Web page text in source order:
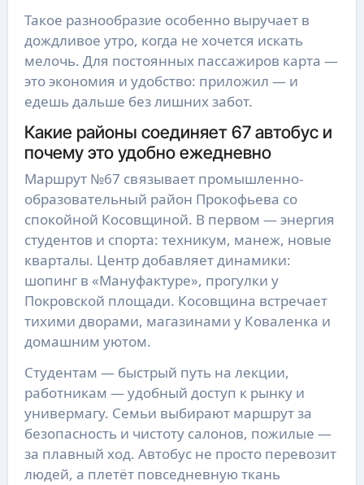
Такое разнообразие особенно выручает в
дождливое утро, когда не хочется искать
мелочь. Для постоянных пассажиров карта —
это экономия и удобство: приложил — и
едешь дальше без лишних забот.
Какие районы соединяет 67 автобус и
почему это удобно ежедневно
Маршрут №67 связывает промышленно-
образовательный район Прокофьева со
спокойной Косовщиной. В первом — энергия
студентов и спорта: техникум, манеж, новые
кварталы. Центр добавляет динамики:
шопинг в «Мануфактуре», прогулки у
Покровской площади. Косовщина встречает
тихими дворами, магазинами у Коваленка и
домашним уютом.
Студентам — быстрый путь на лекции,
работникам — удобный доступ к рынку и
универмагу. Семьи выбирают маршрут за
безопасность и чистоту салонов, пожилые —
за плавный ход. Автобус не просто перевозит
людей, а плетёт повседневную ткань